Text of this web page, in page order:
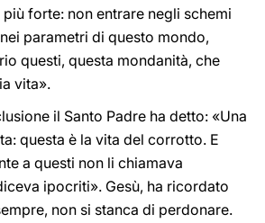
forte: non entrare negli schemi
parametri di questo mondo,
questi, questa mondanità, che
vita».
il Santo Padre ha detto: «Una
questa è la vita del corrotto. E
a questi non li chiamava
ipocriti». Gesù, ha ricordato
non si stanca di perdonare.